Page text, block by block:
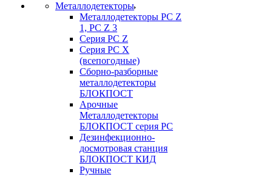
Металлодетекторы
Металлодетекторы РС Z
1, PC Z 3
Серия РС Z
Серия РС X
(всепогодные)
Сборно-разборные
металлодетекторы
БЛОКПОСТ
Арочные
Металлодетекторы
БЛОКПОСТ серия РС
Дезинфекционно-
досмотровая станция
БЛОКПОСТ КИД
Ручные